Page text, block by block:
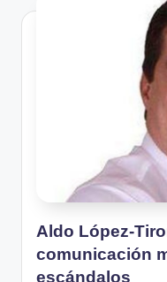
Aldo López-
comunicación
escándalos